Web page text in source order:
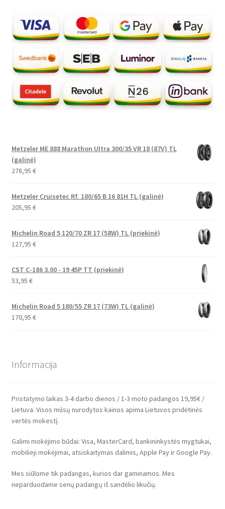
Metzeler ME 888 Marathon Ultra 300/35 VR 18 (87V) TL
(galinė)
278,95 €
Metzeler Cruisetec Rf. 180/65 B 16 81H TL (galinė)
205,95 €
Michelin Road 5 120/70 ZR 17 (58W) TL (priekinė)
127,95 €
CST C-186 3.00 - 19 45P TT (priekinė)
53,95 €
Michelin Road 5 180/55 ZR 17 (73W) TL (galinė)
170,95 €
Informacija
Pristatymo laikas 3-4 darbo dienos / 1-3 moto padangos 19,95€ /
Lietuva. Visos mūsų nurodytos kainos apima Lietuvos pridėtinės
vertės mokestį.
Galimi mokėjimo būdai: Visa, MasterCard, bankininkystės mygtukai,
mobilieji mokėjimai, atsiskaitymas dalimis, Apple Pay ir Google Pay.
Mes siūlome tik padangas, kurios dar gaminamos. Mes
neparduodame senų padangų iš sandėlio likučių.